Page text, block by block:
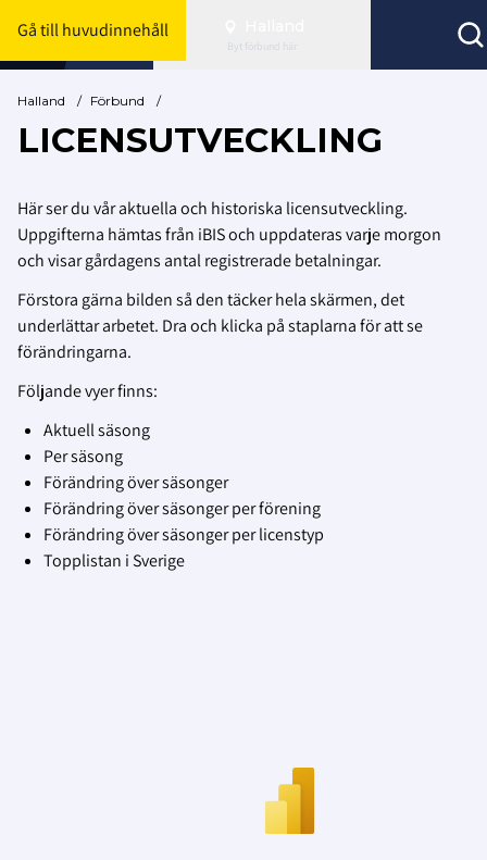
Gå till huvudinnehåll
Byt förbund här
Halland / Förbund /
LICENSUTVECKLING
Här ser du vår aktuella och historiska licensutveckling.
Uppgifterna hämtas från iBIS och uppdateras varje morgon
och visar gårdagens antal registrerade betalningar.
Förstora gärna bilden så den täcker hela skärmen, det
underlättar arbetet. Dra och klicka på staplarna för att se
förändringarna.
Följande vyer finns:
Aktuell säsong
Per säsong
Förändring över säsonger
Förändring över säsonger per förening
Förändring över säsonger per licenstyp
Topplistan i Sverige